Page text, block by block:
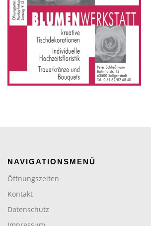
NAVIGATIONSMENÜ
Öffnungszeiten
Kontakt
Datenschutz